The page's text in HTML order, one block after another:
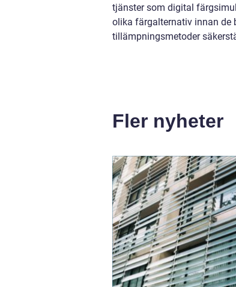
tjänster som digital
olika färgalternativ innan de
tillämpningsmetoder
Fler nyheter